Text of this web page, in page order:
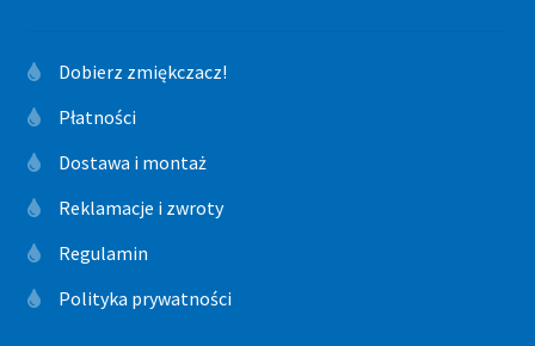
Dobierz zmiękczacz!
Płatności
Dostawa i montaż
Reklamacje i zwroty
Regulamin
Polityka prywatności